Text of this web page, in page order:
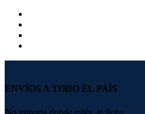
ENVÍOS A TODO EL PAÍS
No importa donde estés, te llega.